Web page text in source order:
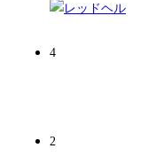
4
2